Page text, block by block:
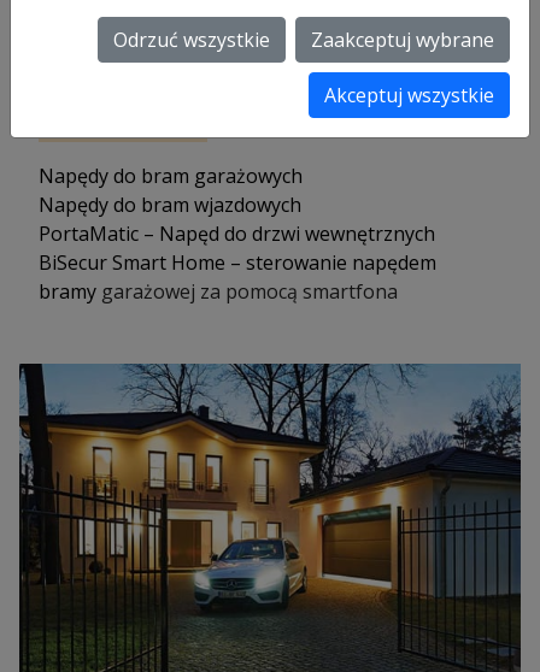
Napędy do bram garażowych
Napędy do bram wjazdowych
PortaMatic – Napęd do drzwi wewnętrznych
BiSecur Smart Home – sterowanie napędem
bramy garażowej za pomocą smartfona
Odrzuć wszystkie Zaakceptuj wybrane
Akceptuj wszystkie